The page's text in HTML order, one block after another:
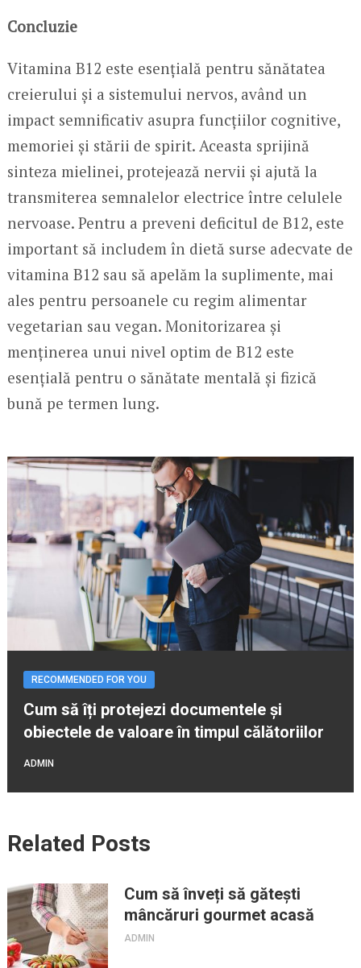
Concluzie
Vitamina B12 este esențială pentru sănătatea
creierului și a sistemului nervos, având un
impact semnificativ asupra funcțiilor cognitive,
memoriei și stării de spirit. Aceasta sprijină
sinteza mielinei, protejează nervii și ajută la
transmiterea semnalelor electrice între celulele
nervoase. Pentru a preveni deficitul de B12, este
important să includem în dietă surse adecvate de
vitamina B12 sau să apelăm la suplimente, mai
ales pentru persoanele cu regim alimentar
vegetarian sau vegan. Monitorizarea și
menținerea unui nivel optim de B12 este
esențială pentru o sănătate mentală și fizică
bună pe termen lung.
RECOMMENDED FOR YOU
Cum să îți protejezi documentele și
obiectele de valoare în timpul călătoriilor
ADMIN
Related Posts
Cum să înveți să gătești
mâncăruri gourmet acasă
ADMIN